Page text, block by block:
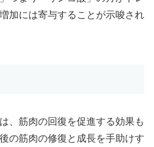
加には寄与することが示唆され
、筋肉の回復を促進する効果も
の筋肉の修復と成長を手助けす